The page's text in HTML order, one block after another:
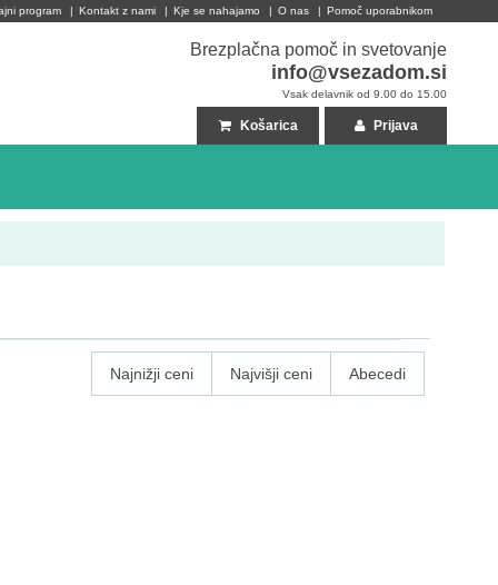
program | Kontakt z nami | Kje se nahajamo | O nas | Pomoč uporabnikom
Brezplačna pomoč in svetovanje
info@vsezadom.si
Vsak delavnik od 9.00 do 15.00
Prijava
Košarica
Najnižji ceni Najvišji ceni Abecedi